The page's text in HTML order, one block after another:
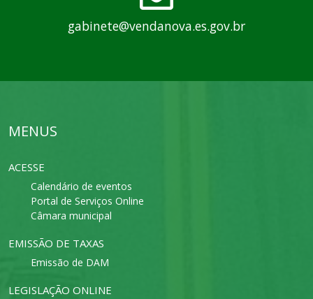
gabinete@vendanova.es.gov.br
MENUS
ACESSE
Calendário de eventos
Portal de Serviços Online
Câmara municipal
EMISSÃO DE TAXAS
Emissão de DAM
LEGISLAÇÃO ONLINE